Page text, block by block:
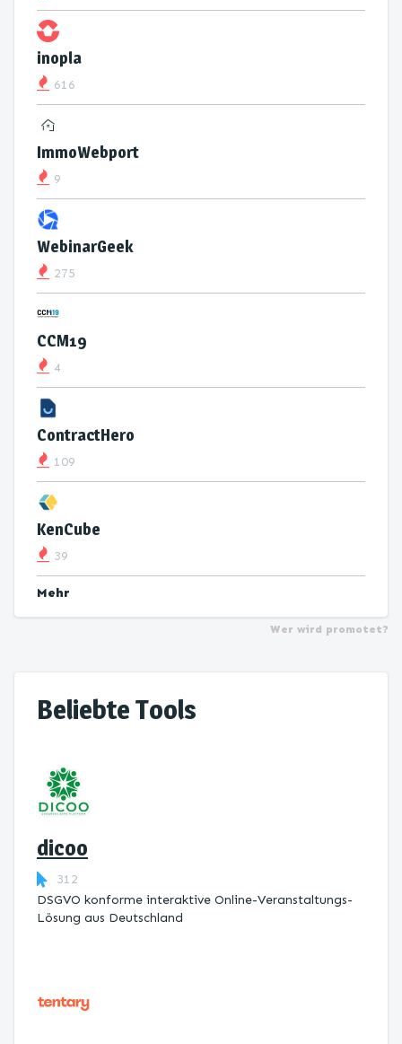
inopla
616
ImmoWebport
9
WebinarGeek
275
CCM19
4
ContractHero
109
KenCube
39
Mehr
Wer wird promotet?
Beliebte Tools
dicoo
312
DSGVO konforme interaktive Online-Veranstaltungs-
Lösung aus Deutschland